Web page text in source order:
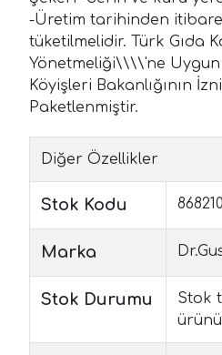
-Üretim tarihinden
tüketilmelidir. Türk Gıda
Yönetmeliği\\\\'ne Uygun
Köyişleri Bakanlığının
Paketlenmiştir.
Diğer Özellikler
Stok Kodu
Marka
Stok Durumu
Stok